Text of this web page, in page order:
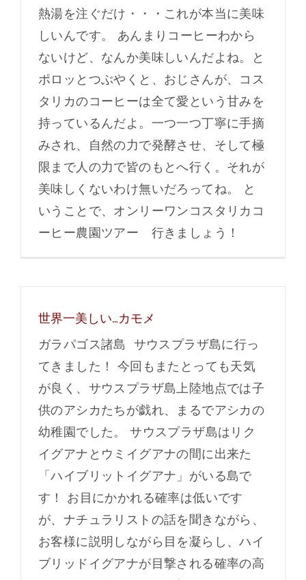
熱湯を注ぐだけ・・・これが本当に美味
しいんです。 あんまりコーヒーわから
ないけど、なんか美味しいんだよね。と
ポロッとつぶやくと、おじさんが、コス
タリカのコーヒーは全て愛という甘みを
持っているんだよ。一つ一つ丁寧に手摘
みされ、自然の力で発酵させ、そして極
限まで人の力で皆のもとへ行く。それが
美味しくないわけ無いだろってね。 と
いうことで、オンリーワンコスタリカコ
ーヒー農園ツアー 行きましょう！
世界一美しい…カモメ
ガラパゴス諸島 サウスプラザ島に行っ
てきました！ 今回もまたとっても天気
が良く、サウスプラザ島上陸地点では子
供のアシカたちが戯れ、まるでアシカの
幼稚園でした。 サウスプラザ島はリク
イグアナとウミイグアナの間に出来た
「ハイブリットイグアナ」がいる島で
す！ お目にかかれる確率は低いです
が、ナチュラリストの話を聞きながら、
お客様に説明しながら目を凝らし、ハイ
ブリッドイグアナが目撃される確率の高